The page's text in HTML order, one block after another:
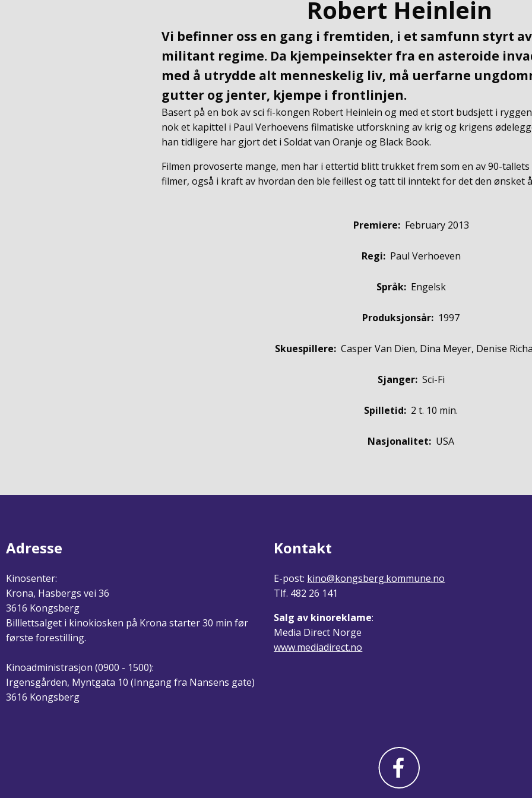
Robert Heinlein
Vi befinner oss en gang i fremtiden, i et samfunn styrt
militant regime. Da kjempeinsekter fra en asteroide
med å utrydde alt menneskelig liv, må uerfarne
gutter og jenter, kjempe i frontlinjen.
Basert på en bok av sci fi-kongen Robert Heinlein og med et stort budsjett i
nok et kapittel i Paul Verhoevens filmatiske utforskning av krig og krigens
han tidligere har gjort det i Soldat van Oranje og Black Book.
Filmen provoserte mange, men har i ettertid blitt trukket frem som en av 90-
filmer, også i kraft av hvordan den ble feillest og tatt til inntekt for det den ønsket
Premiere: February 2013
Regi: Paul Verhoeven
Språk: Engelsk
Produksjonsår: 1997
Skuespillere: Casper Van Dien, Dina Meyer, Denise
Sjanger: Sci-Fi
Spilletid: 2 t. 10 min.
Nasjonalitet: USA
Adresse
Kinosenter:
Krona, Hasbergs vei 36
3616 Kongsberg
Billlettsalget i kinokiosken på Krona starter 30 min før
første forestilling.
Kinoadministrasjon (0900 - 1500):
Irgensgården, Myntgata 10 (Inngang fra Nansens gate)
3616 Kongsberg
Kontakt
E-post: kino@kongsberg.kommune.no
Tlf. 482 26 141
Salg av kinoreklame:
Media Direct Norge
www.mediadirect.no